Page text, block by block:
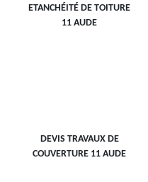
ETANCHÉITÉ DE TOITURE
11 AUDE
DEVIS TRAVAUX DE
COUVERTURE 11 AUDE